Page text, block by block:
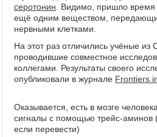
Видеотоп
серотонин . Видимо, пришло время
ещё одним веществом,
нервными клетками.
На этот раз отличились учёные из
проводившие совместное
коллегами. Результаты своего
опубликовали в журнале Frontiers
Оказывается, есть в мозге
сигналы с помощью трейс-аминов
если перевести)